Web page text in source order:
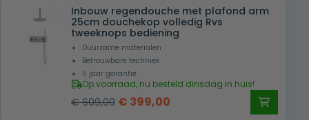
niveau. Ontdek op deze pagina alle
essentiële informatie over inbouw
regendouches van roestvrij staal (RVS),
inclusief installatie, voordelen, onderhoud
en diverse stijlen, zodat je een
weloverwogen keuze kunt maken voor
jouw nieuwe regendouche.
Inbouw regendouche met plafond arm
25cm douchekop volledig Rvs
tweeknops bediening
Duurzame materialen
Betrouwbare techniek
5 jaar garantie
Op voorraad, nu besteld dinsdag in huis!
€609,00 Oorspronkelijke
€ 399,00